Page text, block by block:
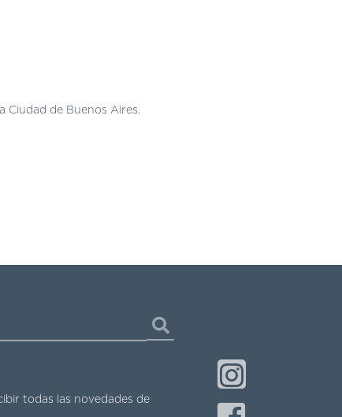
Ciudad de Buenos Aires.
todas las novedades de